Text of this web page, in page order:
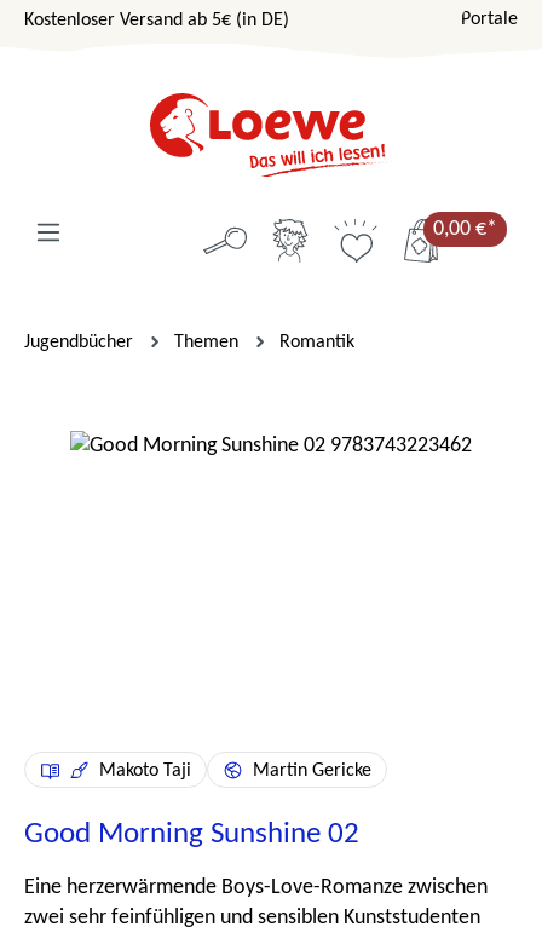
Zum Hauptinhalt springen
Kostenloser Versand ab 5€ (in DE) Portale
0,00 €*
Jugendbücher Themen Romantik
Bildergalerie überspringen
Makoto Taji Martin Gericke
Good Morning Sunshine 02
Eine herzerwärmende Boys-Love-Romanze zwischen
zwei sehr feinfühligen und sensiblen Kunststudenten